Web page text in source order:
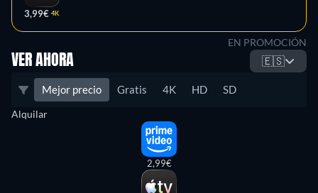
3,99€ 4K
EN PROMOCIÓN
VER AHORA 🇪🇸
Mejor precio Gratis 4K HD SD
Alquilar
2,99€